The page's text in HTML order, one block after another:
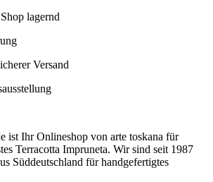
lagernd
Versand
ist Ihr Onlineshop von arte toskana für
Terracotta Impruneta. Wir sind seit 1987
Süddeutschland für handgefertigtes